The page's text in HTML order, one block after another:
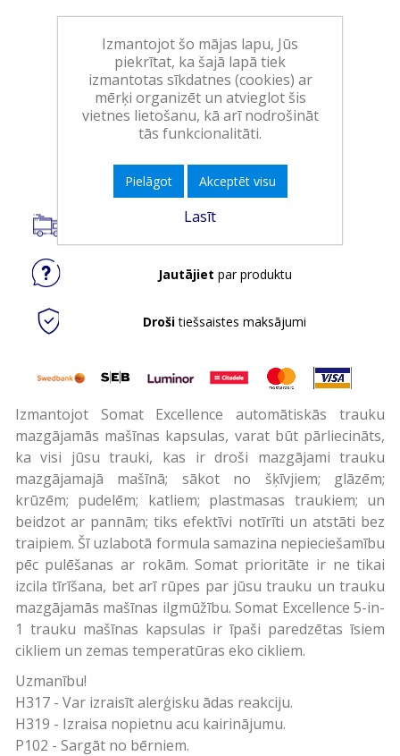
EAN:9000101808230
Iepakojumā:7
Minimālais daudzums:1
Piegāde visā Latvijā.
Jautājiet par produktu
Drošitiešsaistes maksājumi
Izmantojot Somat Excellence automātiskās trauku
mazgājamās mašīnas kapsulas, varat būt pārliecināts,
ka visi jūsu trauki, kas ir droši mazgājami trauku
mazgājamajā mašīnā; sākot no šķīvjiem; glāzēm;
krūzēm; pudelēm; katliem; plastmasas traukiem; un
beidzot ar pannām; tiks efektīvi notīrīti un atstāti bez
traipiem. Šī uzlabotā formula samazina nepieciešamību
pēc pulēšanas ar rokām. Somat prioritāte ir ne tikai
izcila tīrīšana, bet arī rūpes par jūsu trauku un trauku
mazgājamās mašīnas ilgmūžību. Somat Excellence 5-in-
1 trauku mašīnas kapsulas ir īpaši paredzētas īsiem
cikliem un zemas temperatūras eko cikliem.
Uzmanību!
H317 - Var izraisīt alerģisku ādas reakciju.
H319 - Izraisa nopietnu acu kairinājumu.
P102 - Sargāt no bērniem.
Izmantojot šo mājas lapu, Jūs
piekrītat, ka šajā lapā tiek
izmantotas sīkdatnes (cookies) ar
mērķi organizēt un atvieglot šis
vietnes lietošanu, kā arī nodrošināt
tās funkcionalitāti.
Pielāgot Akceptēt visu
Lasīt